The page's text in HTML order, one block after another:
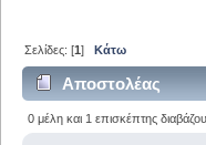
Σελίδες: [1]Κάτω
Αποστολέας
0 μέλη και 1 επισκέπτης